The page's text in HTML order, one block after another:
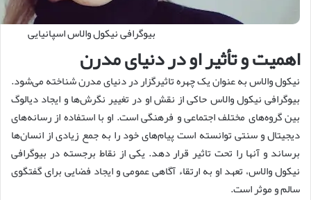
بیوگرافی نیکول والاس اسپانیایی
اهمیت و تأثیر او در دنیای مدرن
نیکول والاس به عنوان یک چهره تاثیرگزار در دنیای مدرن شناخته می‌شود.
بیوگرافی نیکول والاس حاکی از نقش او در تغییر نگرش‌ها و ایجاد دیالوگ
بین گروه‌های مختلف اجتماعی و فرهنگی است. او با استفاده از رسانه‌های
دیجیتال و سنتی توانسته است پیام‌های خود را به جمع زیادی از انسان‌ها
برساند و آنها را تحت تاثیر قرار دهد. یکی از نقاط برجسته در بیوگرافی
نیکول والاس، تعهد او به ارتقاء آگاهی عمومی و ایجاد فضایی برای گفتگوی
سالم و موثر است.